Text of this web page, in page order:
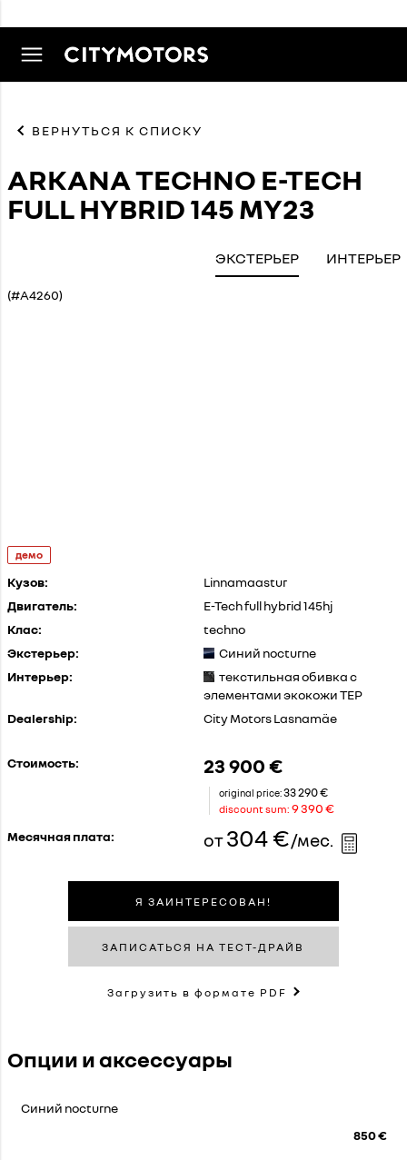
ВЕРНУТЬСЯ К СПИСКУ
ARKANA TECHNO E-TECH
FULL HYBRID 145 MY23
(#A4260)
ЭКСТЕРЬЕР ИНТЕРЬЕР
демо
Кузов:
Linnamaastur
Двигатель:
E-Tech full hybrid 145hj
Клас:
techno
Экстерьер:
Синий nocturne
Интерьер:
текстильная обивка с
элементами экокожи TEP
Dealership:
City Motors Lasnamäe
Стоимость: 23 900 €
original price:33 290 €
discount sum: 9 390 €
Месячная плата:
от304 €/мес.
Я ЗАИНТЕРЕСОВАН!
ЗАПИСАТЬСЯ НА ТЕСТ-ДРАЙВ
Загрузить в формате PDF
Опции и аксессуары
Синий nocturne
850 €